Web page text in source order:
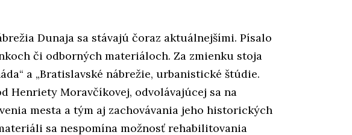
Dunaja sa stávajú čoraz aktuálnejšími. Písalo
či odborných materiáloch. Za zmienku stoja
a „Bratislavské nábrežie, urbanistické štúdie.
Henriety Moravčíkovej, odvolávajúcej sa na
mesta a tým aj zachovávania jeho historických
sa nespomína možnosť rehabilitovania